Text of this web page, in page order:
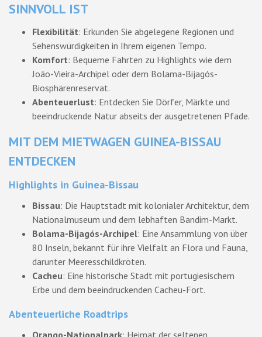
SINNVOLL IST
Flexibilität: Erkunden Sie abgelegene Regionen und
Sehenswürdigkeiten in Ihrem eigenen Tempo.
Komfort: Bequeme Fahrten zu Highlights wie dem
João-Vieira-Archipel oder dem Bolama-Bijagós-
Biosphärenreservat.
Abenteuerlust: Entdecken Sie Dörfer, Märkte und
beeindruckende Natur abseits der ausgetretenen Pfade.
MIT DEM MIETWAGEN GUINEA-BISSAU
ENTDECKEN
Highlights in Guinea-Bissau
Bissau: Die Hauptstadt mit kolonialer Architektur, dem
Nationalmuseum und dem lebhaften Bandim-Markt.
Bolama-Bijagós-Archipel: Eine Ansammlung von über
80 Inseln, bekannt für ihre Vielfalt an Flora und Fauna,
darunter Meeresschildkröten.
Cacheu: Eine historische Stadt mit portugiesischem
Erbe und dem beeindruckenden Cacheu-Fort.
Abenteuerliche Roadtrips
Orango-Nationalpark: Heimat der seltenen